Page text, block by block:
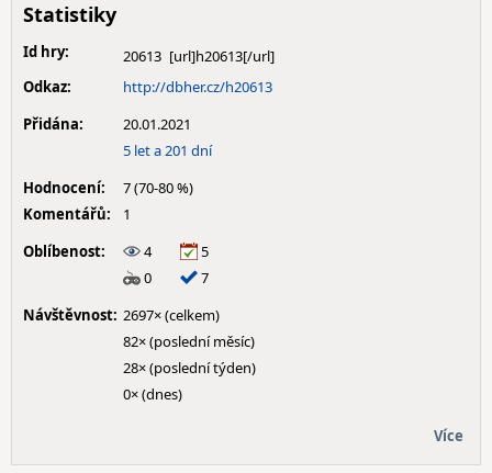
Statistiky
Id hry:
20613
Odkaz:
http://dbher.cz/h20613
Přidána:
20.01.2021
5 let a 201 dní
Hodnocení:
7 (70-80 %)
Komentářů:
1
Oblíbenost:
4
5
0
7
Návštěvnost: 2697× (celkem)
82× (poslední měsíc)
28× (poslední týden)
0× (dnes)
Více